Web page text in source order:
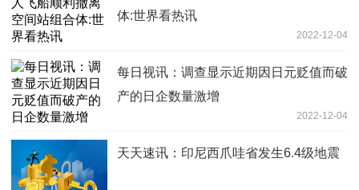
体:世界看热讯
2022-12-04
每日视讯：调查显示近期因日元贬值而破
产的日企数量激增
2022-12-04
天天速讯：印尼西爪哇省发生6.4级地震